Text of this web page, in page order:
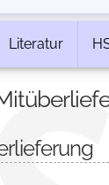
Literatur